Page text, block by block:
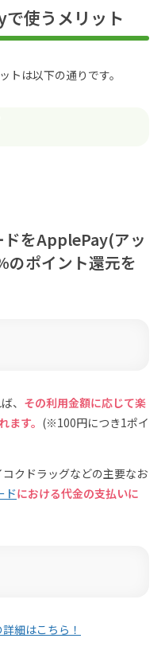
使うメリット
トは以下の通りです。
をApplePay(アッ
のポイント還元を
、 その利用金額に応じて楽
す。 (※100円につき1ポイ
クドラッグなどの主要なお
ドにおける代金の支払いに
細はこちら！